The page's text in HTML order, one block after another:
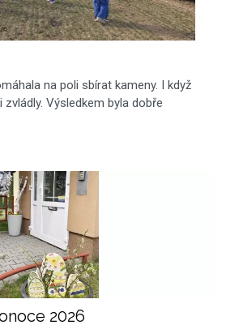
na poli sbírat kameny. I když
zvládly. Výsledkem byla dobře
2026